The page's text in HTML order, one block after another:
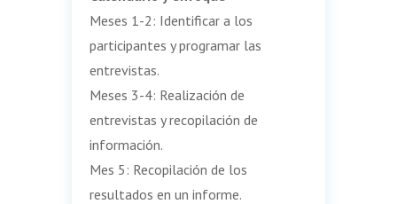
Meses 1-2: Identificar a los
participantes y programar las
entrevistas.
Meses 3-4: Realización de
entrevistas y recopilación de
información.
Mes 5: Recopilación de los
resultados en un informe.